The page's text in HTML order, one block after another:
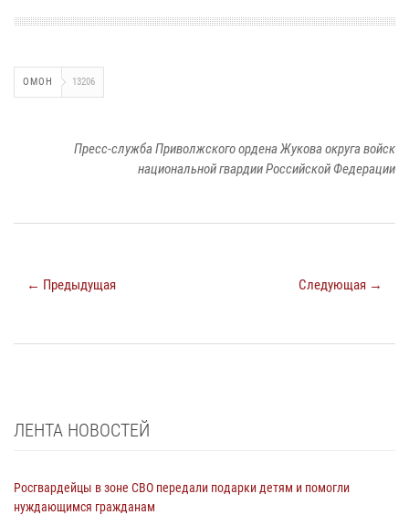
ОМОН 13206
Пресс-служба Приволжского ордена Жукова округа войск
национальной гвардии Российской Федерации
← Предыдущая Следующая →
ЛЕНТА НОВОСТЕЙ
Росгвардейцы в зоне СВО передали подарки детям и помогли
нуждающимся гражданам